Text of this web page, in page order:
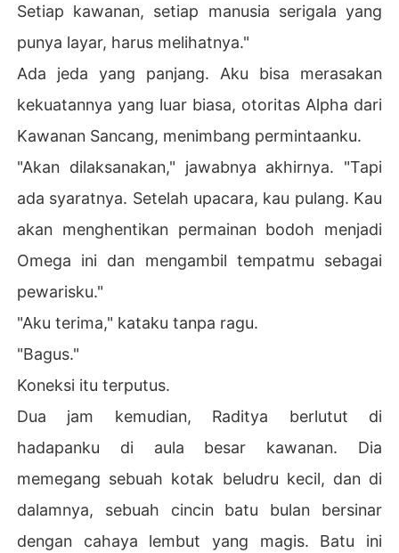
Setiap kawanan, setiap manusia serigala yang
punya layar, harus melihatnya."
Ada jeda yang panjang. Aku bisa merasakan
kekuatannya yang luar biasa, otoritas Alpha dari
Kawanan Sancang, menimbang permintaanku.
"Akan dilaksanakan," jawabnya akhirnya. "Tapi
ada syaratnya. Setelah upacara, kau pulang. Kau
akan menghentikan permainan bodoh menjadi
Omega ini dan mengambil tempatmu sebagai
pewarisku."
"Aku terima," kataku tanpa ragu.
"Bagus."
Koneksi itu terputus.
Dua jam kemudian, Raditya berlutut di
hadapanku di aula besar kawanan. Dia
memegang sebuah kotak beludru kecil, dan di
dalamnya, sebuah cincin batu bulan bersinar
dengan cahaya lembut yang magis. Batu ini